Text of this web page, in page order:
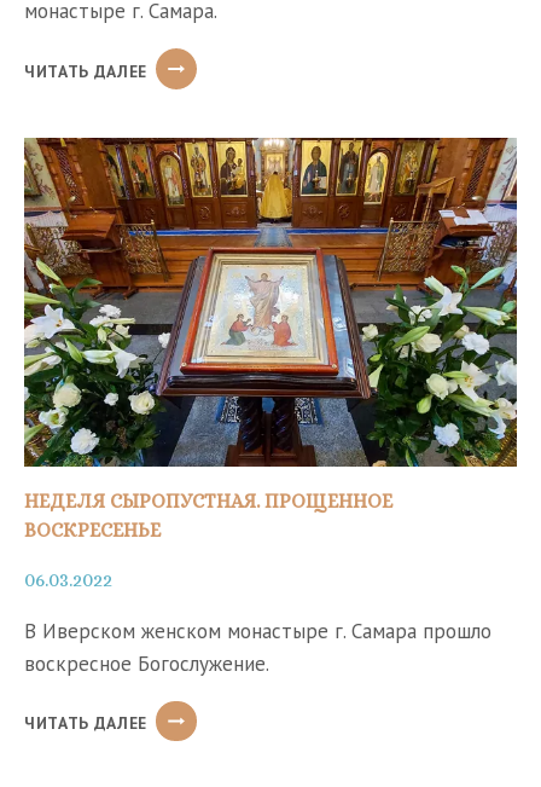
монастыре г. Самара.
ЧИТАТЬ ДАЛЕЕ
ВЕЛИКИЙ
КАНОН
АНДРЕЯ
КРИТСКОГО
АРХИЕРЕЙСКИМ
ЧИНОМ
НЕДЕЛЯ СЫРОПУСТНАЯ. ПРОЩЕННОЕ
ВОСКРЕСЕНЬЕ
06.03.2022
В Иверском женском монастыре г. Самара прошло
воскресное Богослужение.
ЧИТАТЬ ДАЛЕЕ
НЕДЕЛЯ
СЫРОПУСТНАЯ.